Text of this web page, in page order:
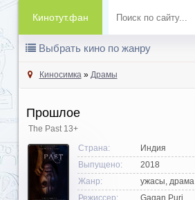
Кинотут.фан
Выбрать кино по жанру
Киносимка» Драмы
Прошлое
The Past13+
Страна:
Индия
Выпущено:
2018
Жанр:
ужасы, драма
Режиссер:
Gagan Puri